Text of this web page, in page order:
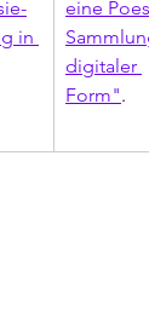
in
eine
digitaler
Form".